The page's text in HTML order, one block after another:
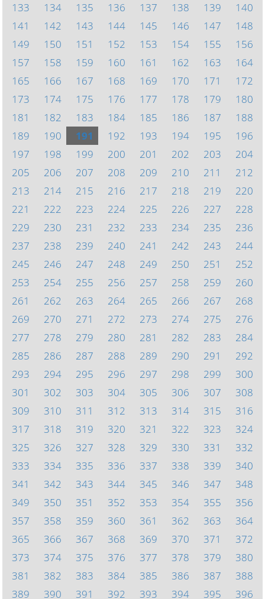
133
134 135 136 137 138 139
140
141
142 143 144 145 146 147
148
149
150 151 152 153 154 155
156
157
158 159 160 161 162 163
164
165
166 167 168 169 170 171
172
173
174 175 176 177 178 179
180
181
182 183 184 185 186 187
188
189
190 191 192 193 194 195
196
197
198 199 200 201 202 203
204
205
206 207 208 209 210 211
212
213
214 215 216 217 218 219
220
221
222 223 224 225 226 227
228
229
230 231 232 233 234 235
236
237
238 239 240 241 242 243
244
245
246 247 248 249 250 251
252
253
254 255 256 257 258 259
260
261
262 263 264 265 266 267
268
269
270 271 272 273 274 275
276
277
278 279 280 281 282 283
284
285
286 287 288 289 290 291
292
293
294 295 296 297 298 299
300
301
302 303 304 305 306 307
308
309
310 311 312 313 314 315
316
317
318 319 320 321 322 323
324
325
326 327 328 329 330 331
332
333
334 335 336 337 338 339
340
341
342 343 344 345 346 347
348
349
350 351 352 353 354 355
356
357
358 359 360 361 362 363
364
365
366 367 368 369 370 371
372
373
374 375 376 377 378 379
380
381
382 383 384 385 386 387
388
389
390 391 392 393 394 395 396